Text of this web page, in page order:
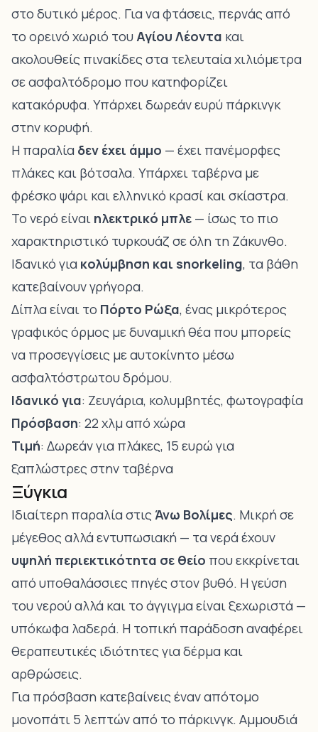
στο δυτικό μέρος. Για να φτάσεις, περνάς από
το ορεινό χωριό του Αγίου Λέοντα και
ακολουθείς πινακίδες στα τελευταία χιλιόμετρα
σε ασφαλτόδρομο που κατηφορίζει
κατακόρυφα. Υπάρχει δωρεάν ευρύ πάρκινγκ
στην κορυφή.
Η παραλία δεν έχει άμμο — έχει πανέμορφες
πλάκες και βότσαλα. Υπάρχει ταβέρνα με
φρέσκο ψάρι και ελληνικό κρασί και σκίαστρα.
Το νερό είναι ηλεκτρικό μπλε — ίσως το πιο
χαρακτηριστικό τυρκουάζ σε όλη τη Ζάκυνθο.
Ιδανικό για κολύμβηση και snorkeling, τα βάθη
κατεβαίνουν γρήγορα.
Δίπλα είναι το Πόρτο Ρώξα, ένας μικρότερος
γραφικός όρμος με δυναμική θέα που μπορείς
να προσεγγίσεις με αυτοκίνητο μέσω
ασφαλτόστρωτου δρόμου.
Ιδανικό για: Ζευγάρια, κολυμβητές, φωτογραφία
Πρόσβαση: 22 χλμ από χώρα
Τιμή: Δωρεάν για πλάκες, 15 ευρώ για
ξαπλώστρες στην ταβέρνα
Ξύγκια
Ιδιαίτερη παραλία στιςΆνω Βολίμες. Μικρή σε
μέγεθος αλλά εντυπωσιακή — τα νερά έχουν
υψηλή περιεκτικότητα σε θείο που εκκρίνεται
από υποθαλάσσιες πηγές στον βυθό. Η γεύση
του νερού αλλά και το άγγιγμα είναι ξεχωριστά —
υπόκωφα λαδερά. Η τοπική παράδοση αναφέρει
θεραπευτικές ιδιότητες για δέρμα και
αρθρώσεις.
Για πρόσβαση κατεβαίνεις έναν απότομο
μονοπάτι 5 λεπτών από το πάρκινγκ. Αμμουδιά